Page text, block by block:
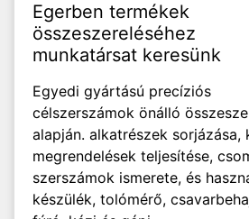
Egerben termékek
összeszereléséhez
munkatársat keresünk
Egyedi gyártású precíziós
célszerszámok önálló
alapján. alkatrészek sorjázása,
megrendelések teljesítése,
szerszámok ismerete, és
készülék, tolómérő,